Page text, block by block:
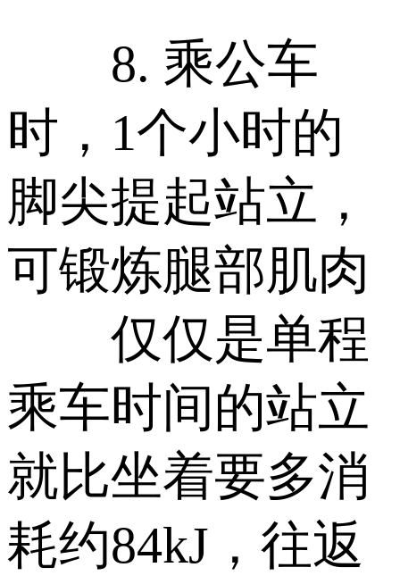
8. 乘公车
时，1个小时的
脚尖提起站立，
可锻炼腿部肌肉
仅仅是单程
乘车时间的站立
就比坐着要多消
耗约84kJ，往返